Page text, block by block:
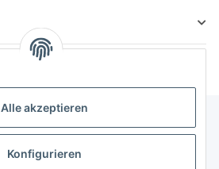
Alle akzeptieren
Konfigurieren